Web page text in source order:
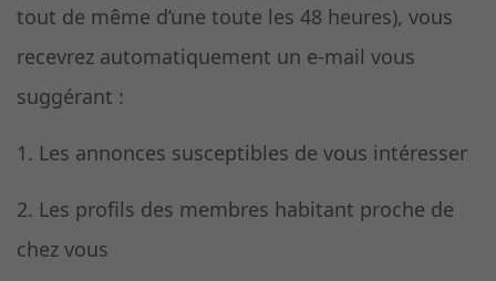
tout de même d’une toute les 48 heures), vous
recevrez automatiquement un e-mail vous
suggérant :
1. Les annonces susceptibles de vous intéresser
2. Les profils des membres habitant proche de
chez vous